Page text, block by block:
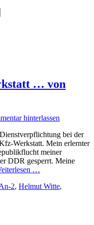
… von
hinterlassen
bei der
Werkstatt. Mein erlernter
meiner
DDR gesperrt. Meine
…
2, Helmut Witte,